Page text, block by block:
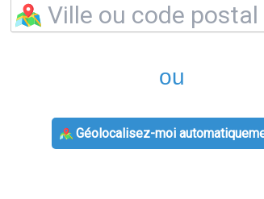
ou
Géolocalisez-moi